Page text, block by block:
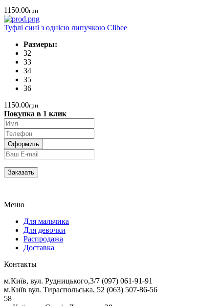
1150.00грн
Туфлі сині з однією липучкою Clibee
Размеры:
32
33
34
35
36
1150.00грн
Покупка в 1 клик
Меню
Для мальчика
Для девочки
Распродажа
Доставка
Контакты
м.Київ, вул. Рудницького,3/7 (097) 061-91-91
м.Київ вул. Тираспольська, 52 (063) 507-86-56
58